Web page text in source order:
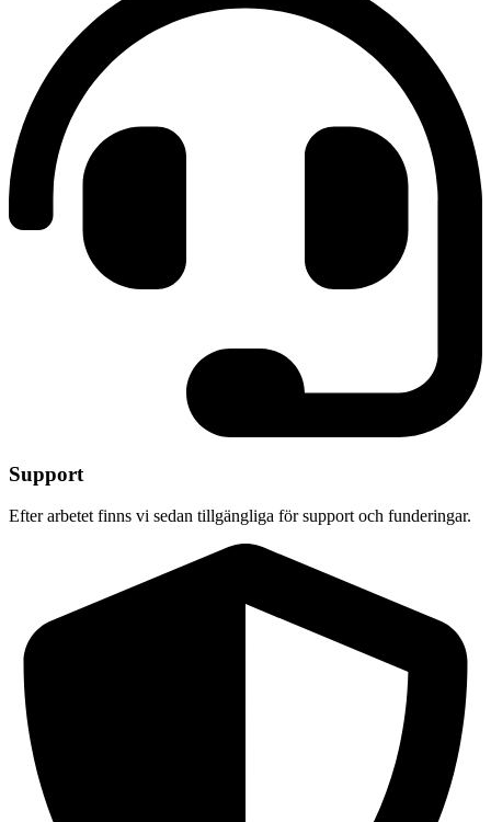
Support
Efter arbetet finns vi sedan tillgängliga för support och funderingar.